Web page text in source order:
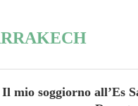
Il mio soggiorno all’Es